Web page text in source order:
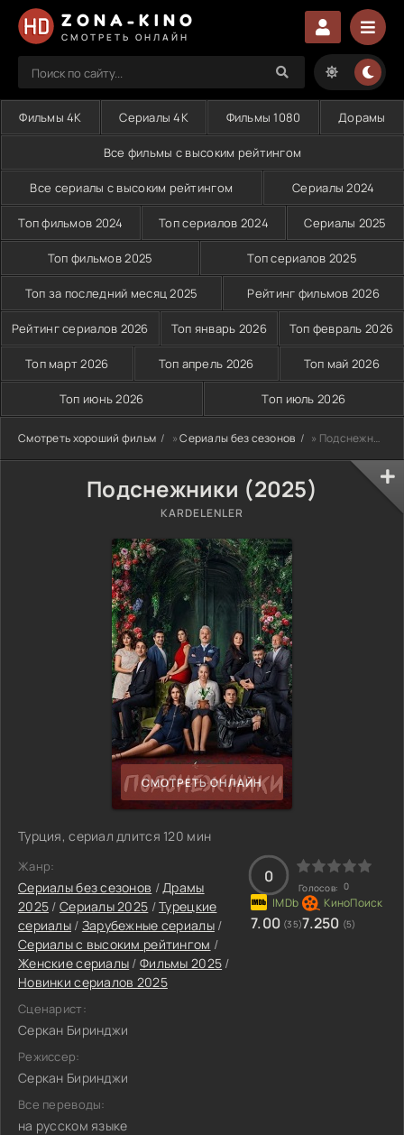
ZONA-KINO
СМОТРЕТЬ ОНЛАЙН
Фильмы 4K Сериалы 4K Фильмы 1080 Дорамы
Все фильмы с высоким рейтингом
Все сериалы с высоким рейтингом Сериалы 2024
Топ фильмов 2024 Топ сериалов 2024 Сериалы 2025
Топ фильмов 2025 Топ сериалов 2025
Топ за последний месяц 2025 Рейтинг фильмов 2026
Рейтинг сериалов 2026 Топ январь 2026 Топ февраль 2026
Топ март 2026 Топ апрель 2026 Топ май 2026
Топ июнь 2026 Топ июль 2026
Смотреть хороший фильм »Сериалы без сезонов » Подснежники (2025)
Подснежники (2025)
KARDELENLER
СМОТРЕТЬ ОНЛАЙН
Турция, сериал длится 120 мин
Жанр:
Сериалы без сезонов /Драмы
2025 / Сериалы 2025 /Турецкие
сериалы/ Зарубежные сериалы/
Сериалы с высоким рейтингом /
Женские сериалы /Фильмы 2025 /
Новинки сериалов 2025
Сценарист:
Серкан Биринджи
Режиссер:
Серкан Биринджи
Все переводы:
на русском языке
0
Голосов: 0
7.00 (35)7.250 (5)